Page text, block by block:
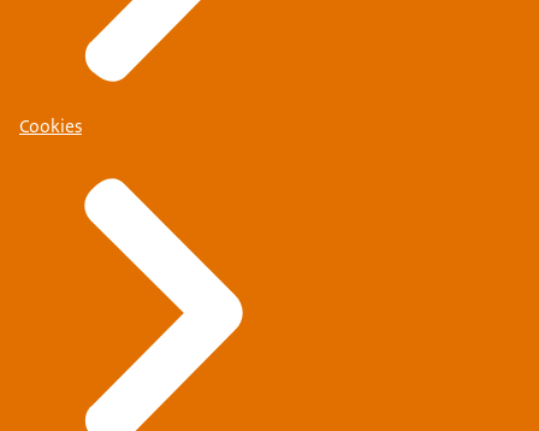
Cookies